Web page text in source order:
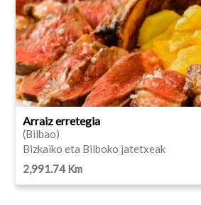
Arraiz erretegia
(Bilbao)
Bizkaiko eta Bilboko jatetxeak
2,991.74 Km